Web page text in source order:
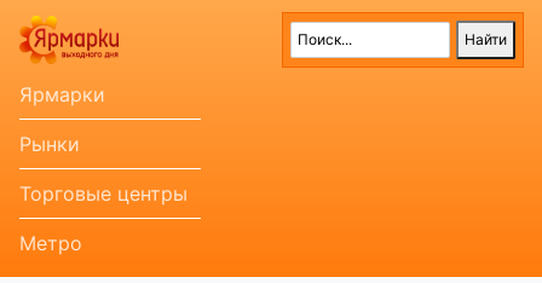
Ярмарки
Рынки
Торговые центры
Метро